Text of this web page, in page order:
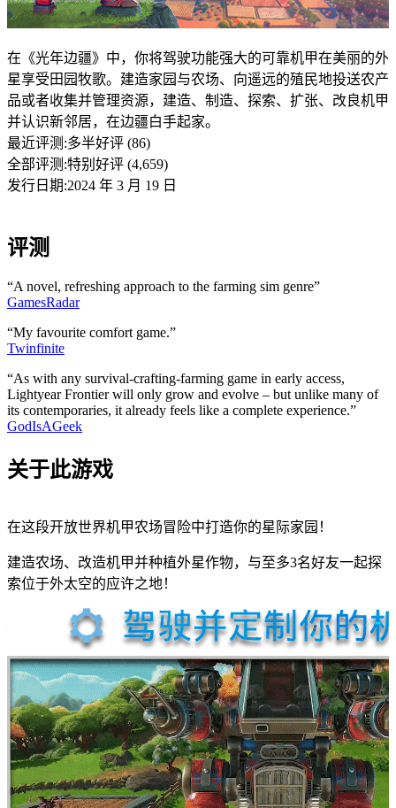
在《光年边疆》中，你将驾驶功能强大的可靠机甲在美丽的外
星享受田园牧歌。建造家园与农场、向遥远的殖民地投送农产
品或者收集并管理资源，建造、制造、探索、扩张、改良机甲
并认识新邻居，在边疆白手起家。
最近评测:多半好评 (86)
全部评测:特别好评 (4,659)
发行日期:2024 年 3 月 19 日
评测
“A novel, refreshing approach to the farming sim genre”
GamesRadar
“My favourite comfort game.”
Twinfinite
“As with any survival-crafting-farming game in early access,
Lightyear Frontier will only grow and evolve – but unlike many of
its contemporaries, it already feels like a complete experience.”
GodIsAGeek
关于此游戏
在这段开放世界机甲农场冒险中打造你的星际家园！
建造农场、改造机甲并种植外星作物，与至多3名好友一起探
索位于外太空的应许之地！